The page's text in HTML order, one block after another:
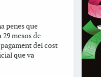
penes que
29 mesos de
del cost
que va